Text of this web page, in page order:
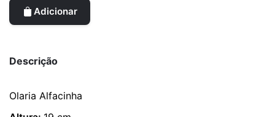
Adicionar
Descrição
Olaria Alfacinha